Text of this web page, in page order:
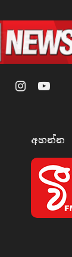
Instagram
අහන්​න